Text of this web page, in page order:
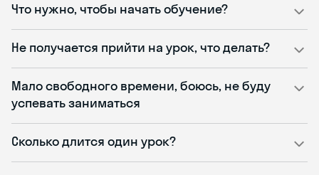
Что нужно, чтобы начать обучение?
Не получается прийти на урок, что делать?
Мало свободного времени, боюсь, не буду
успевать заниматься
Сколько длится один урок?